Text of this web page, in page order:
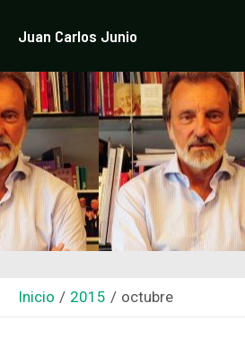
Juan Carlos Junio
Inicio 2015 octubre
de